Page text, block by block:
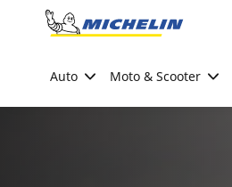
Go to page content
Auto Moto & Scooter